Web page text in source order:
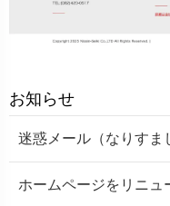
お知らせ
迷惑メール（なりすま
ホームページをリニュ